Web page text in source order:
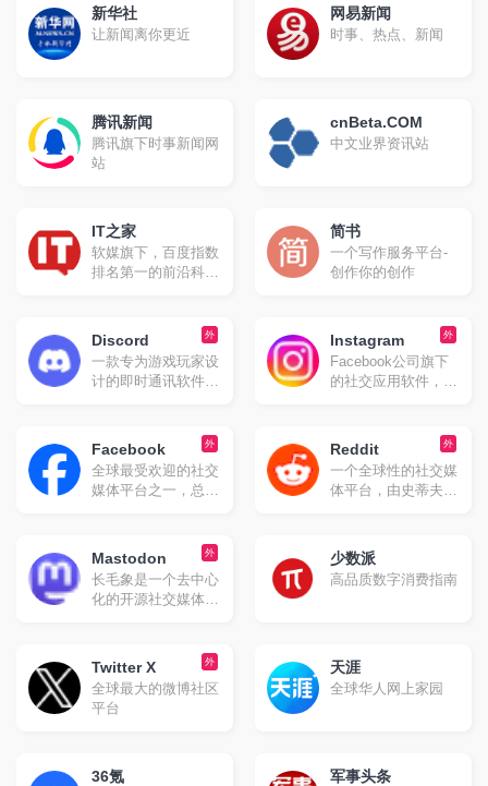
时报的国际视野，力
求及时、客观、权
威、独立地报道新
网用户提供与国际生
活相关的资讯服务、
与国际之间沟通与交
流的桥梁。
新华社
让新闻离你更近
网易新闻
时事、热点、新闻
腾讯新闻
腾讯旗下时事新闻网
站
cnBeta.COM
中文业界资讯站
IT之家
软媒旗下，百度指数
排名第一的前沿科技
简书
一个写作服务平台-
创作你的创作
外
Discord
一款专为游戏玩家设
计的即时通讯软件，
社区。它最初起源于
游戏语音和即时消息
（IM）工具服务，并
逐渐发展成为一个综
外
Instagram
Facebook公司旗下
的社交应用软件，于
智能手机拍摄照片和
视频，并添加各种滤
镜效果进行编辑后分
享到社交网络上，如
等。
外
Facebook
全球最受欢迎的社交
媒体平台之一，总部
Facebook由马克·扎
克伯格及其哈佛大学
室友于2004年2月4
日创立，最初名
提供的包含照片和联
系信息的通讯录。
外
Reddit
一个全球性的社交媒
体平台，由史蒂夫·
。它被广泛认为是
“互联网的头版”，因
为用户可以在这里浏
外
Mastodon
长毛象是一个去中心
化的开源社交媒体平
（称为“微博客”），
类似于Twitter。然
而，与Twitter不同的
是，Mastodon不依
实例（即独立运行的
少数派
高品质数字消费指南
外
Twitter X
全球最大的微博社区
平台
天涯
全球华人网上家园
36氪 军事头条